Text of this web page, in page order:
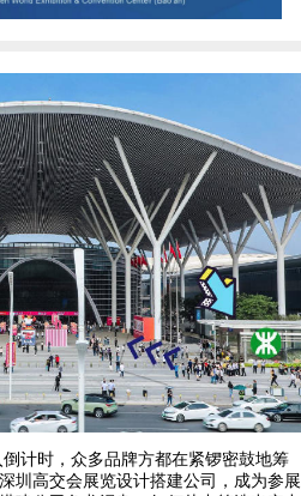
计时，众多品牌方都在紧锣密鼓地筹
圳高交会展览设计搭建公司，成为参展